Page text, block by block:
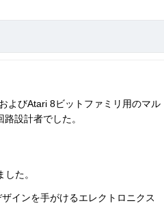
よびAtari 8ビットファミリ用のマル
設計者でした。
た。
インを手がけるエレクトロニクス